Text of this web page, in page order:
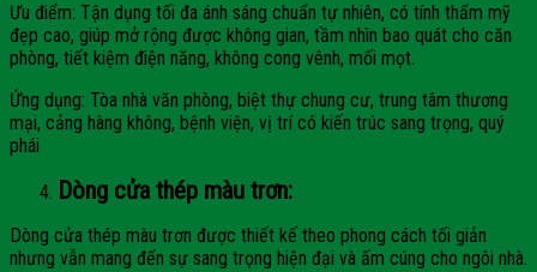
Ưu điểm: Tận dụng tối đa ánh sáng chuẩn tự nhiên, có tính thẩm mỹ
đẹp cao, giúp mở rộng được không gian, tầm nhìn bao quát cho căn
phòng, tiết kiệm điện năng, không cong vênh, mối mọt.
Ứng dụng: Tòa nhà văn phòng, biệt thự chung cư, trung tâm thương
mại, cảng hàng không, bệnh viện, vị trí có kiến trúc sang trọng, quý
phái
Dòng cửa thép màu trơn:
Dòng cửa thép màu trơn được thiết kế theo phong cách tối giản
nhưng vẫn mang đến sự sang trọng hiện đại và ấm cúng cho ngôi nhà.